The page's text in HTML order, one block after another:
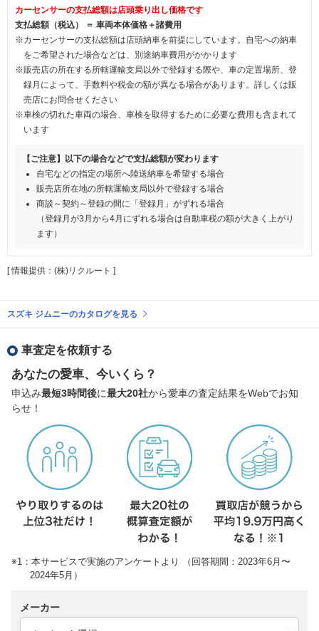
カーセンサーの支払総額は店頭乗り出し価格です
支払総額（税込） ＝ 車両本体価格＋諸費用
※カーセンサーの支払総額は店頭納車を前提にしています。自宅への納車
をご希望された場合などは、別途納車費用がかかります
※販売店の所在する所轄運輸支局以外で登録する際や、車の定置場所、登
録月によって、手数料や税金の額が異なる場合があります。詳しくは販
売店にお問合せください
※車検の切れた車両の場合、車検を取得するために必要な費用も含まれて
います
【ご注意】以下の場合などで支払総額が変わります
自宅などの指定の場所へ陸送納車を希望する場合
販売店所在地の所轄運輸支局以外で登録する場合
商談～契約～登録の間に「登録月」がずれる場合
（登録月が3月から4月にずれる場合は自動車税の額が大きく上がり
ます）
[ 情報提供：(株)リクルート ]
スズキ ジムニーのカタログを見る
車査定を依頼する
あなたの愛車、今いくら？
申込み最短3時間後に最大20社から愛車の査定結果をWebでお知
らせ！
※1：本サービスで実施のアンケートより （回答期間：2023年6月〜
2024年5月）
メーカー